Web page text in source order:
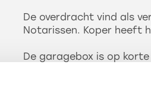
De overdracht vind als
Notarissen. Koper heeft
De garagebox is op
In de